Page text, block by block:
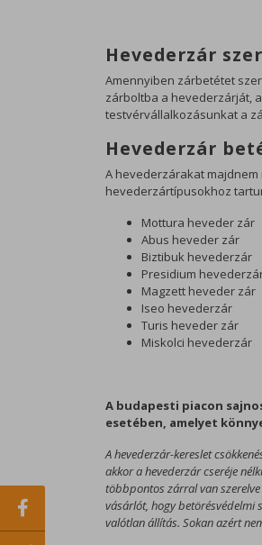
Hevederzár
Amennyiben zárbetétet
zárboltba a hevederzárját,
testvérvállalkozásunkat a
Hevederzár
A hevederzárakat
hevederzártípusokhoz
Mottura heveder zár
Abus heveder zár
Biztibuk hevederzár
Presidium
Magzett heveder zár
Iseo hevederzár
Turis heveder zár
Miskolci hevederzár
A budapesti piacon
esetében, amelyet
A hevederzár-kereslet
akkor a hevederzár cseréje
többpontos zárral van
vásárlót, hogy betörésvédelmi
valótlan állítás. Sokan azért